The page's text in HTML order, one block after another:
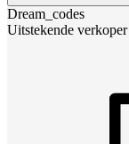
Dream_codes
Uitstekende verkoper